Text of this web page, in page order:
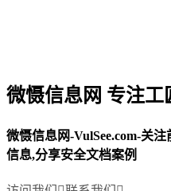
微慑信息网 专注工
微慑信息网-VulSee.com-关
信息,分享安全文档案例